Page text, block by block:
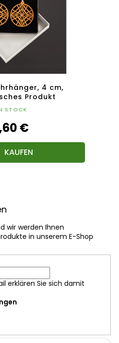
4 cm,
Produkt
STOCK
€
wir werden Ihnen
in unserem E-Shop
erklären Sie sich damit